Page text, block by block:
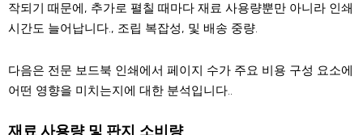
작되기 때문에, 추가로 펼칠 때마다 재료 사용량뿐만 아니라 인쇄
시간도 늘어납니다., 조립 복잡성, 및 배송 중량.
다음은 전문 보드북 인쇄에서 페이지 수가 주요 비용 구성 요소에
어떤 영향을 미치는지에 대한 분석입니다..
재료 사용량 및 판지 소비량